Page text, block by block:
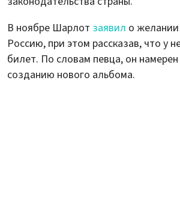
В ноябре Шарлот заявил о желании
Россию, при этом рассказав, что у
билет. По словам певца, он намерен
созданию нового альбома.